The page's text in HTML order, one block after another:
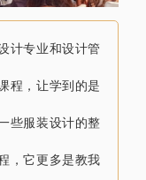
计专业和设计管
程，让学到的是
些服装设计的整
，它更多是教我